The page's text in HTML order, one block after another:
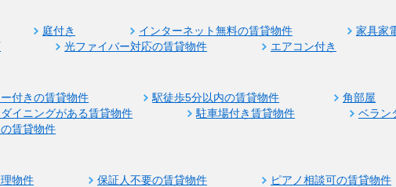
庭付き インターネット無料の賃貸物件
家具家
光ファイバー対応の賃貸物件 エアコン付き
付きの賃貸物件 駅徒歩5分以内の賃貸物件
角部屋
イニングがある賃貸物件
駐車場付き賃貸物件
ベラン
賃貸物件
物件 保証人不要の賃貸物件 ピアノ相談可の賃貸物件